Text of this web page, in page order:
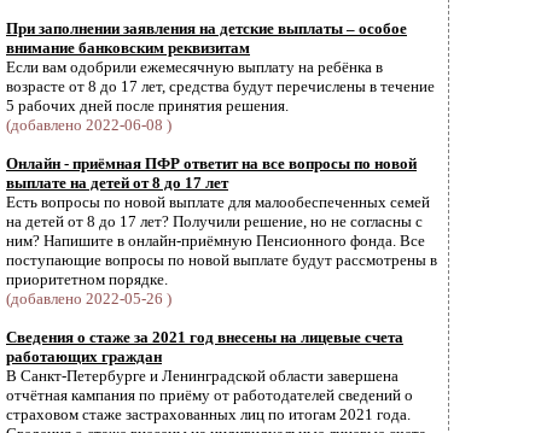
При заполнении заявления на детские выплаты – особое
внимание банковским реквизитам
Если вам одобрили ежемесячную выплату на ребёнка в
возрасте от 8 до 17 лет, средства будут перечислены в течение
5 рабочих дней после принятия решения.
(добавлено 2022-06-08 )
Онлайн - приёмная ПФР ответит на все вопросы по новой
выплате на детей от 8 до 17 лет
Есть вопросы по новой выплате для малообеспеченных семей
на детей от 8 до 17 лет? Получили решение, но не согласны с
ним? Напишите в онлайн-приёмную Пенсионного фонда. Все
поступающие вопросы по новой выплате будут рассмотрены в
приоритетном порядке.
(добавлено 2022-05-26 )
Сведения о стаже за 2021 год внесены на лицевые счета
работающих граждан
В Санкт-Петербурге и Ленинградской области завершена
отчётная кампания по приёму от работодателей сведений о
страховом стаже застрахованных лиц по итогам 2021 года.